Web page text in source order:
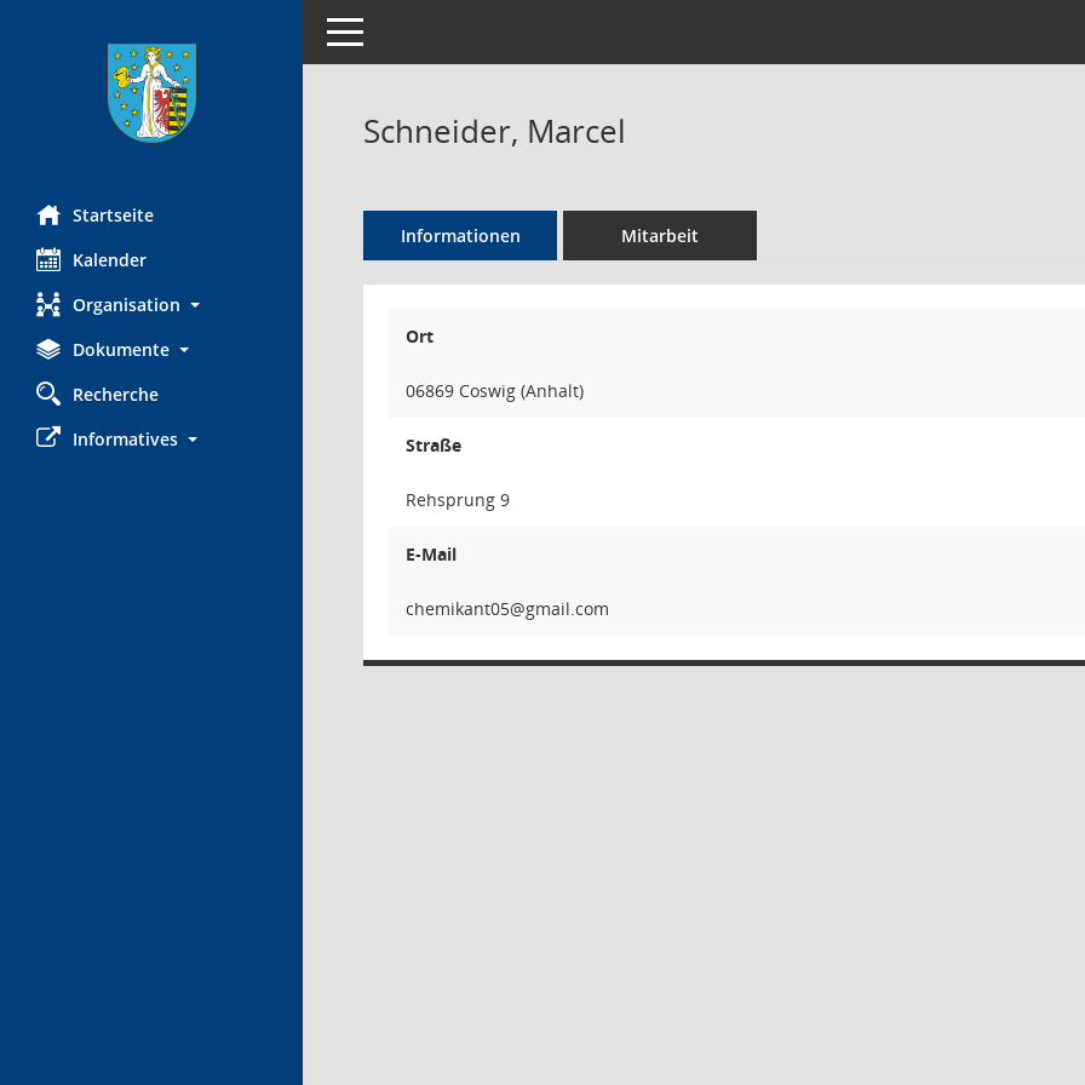
Startseite
Kalender
Organisation
Dokumente
Recherche
Informatives
Toggle navigation
Schneider, Marcel
Informationen Mitarbeit
Ort
06869 Coswig (Anhalt)
Straße
Rehsprung 9
E-Mail
50tna